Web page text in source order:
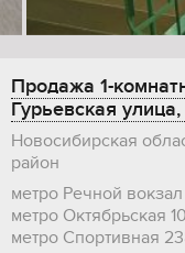
Продажа 1-
Гурьевская
Новосибирская
район
метро Речной вокзал
метро Октябрьская
метро Спортивная